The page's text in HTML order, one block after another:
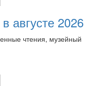
августе 2026
чтения, музейный